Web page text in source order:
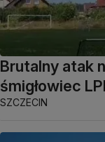
Brutalny atak
śmigłowiec
SZCZECIN